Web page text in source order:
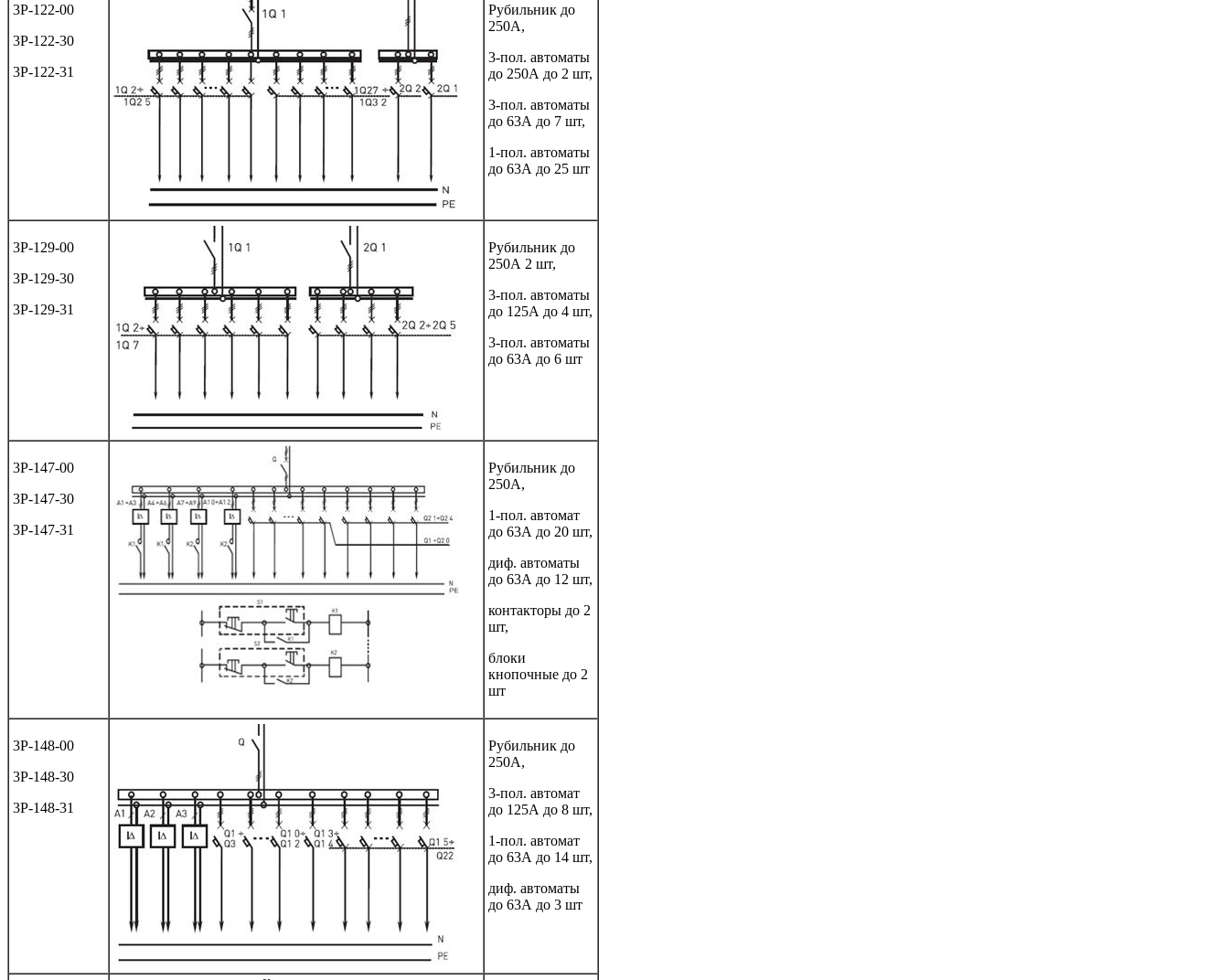
3Р-122-00
3Р-122-30
3Р-122-31
Рубильник до
250А,
3-пол. автоматы
до 250А до 2 шт,
3-пол. автоматы
до 63А до 7 шт,
1-пол. автоматы
до 63А до 25 шт
3Р-129-00
3Р-129-30
3Р-129-31
Рубильник до
250А 2 шт,
3-пол. автоматы
до 125А до 4 шт,
3-пол. автоматы
до 63А до 6 шт
3Р-147-00
3Р-147-30
3Р-147-31
Рубильник до
250А,
1-пол. автомат
до 63А до 20 шт,
диф. автоматы
до 63А до 12 шт,
контакторы до 2
шт,
блоки
кнопочные до 2
шт
3Р-148-00
3Р-148-30
3Р-148-31
Рубильник до
250А,
3-пол. автомат
до 125А до 8 шт,
1-пол. автомат
до 63А до 14 шт,
диф. автоматы
до 63А до 3 шт